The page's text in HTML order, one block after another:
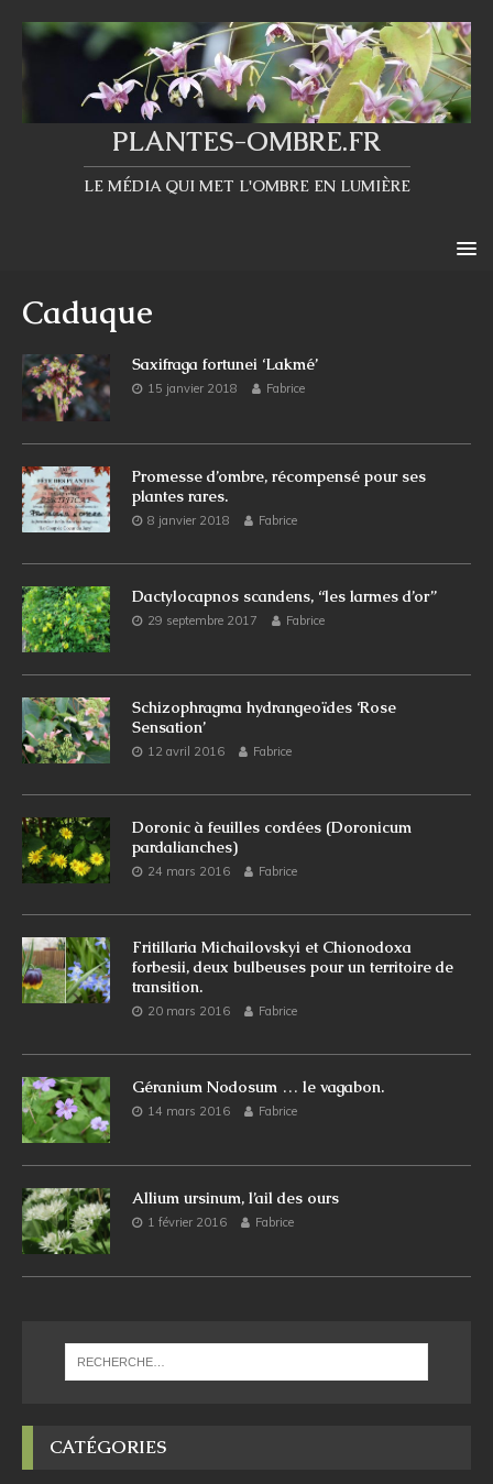
PLANTES-OMBRE.FR
LE MÉDIA QUI MET L'OMBRE EN LUMIÈRE
Caduque
Saxifraga fortunei ‘Lakmé’
15 janvier 2018 Fabrice
Promesse d’ombre, récompensé pour ses
plantes rares.
8 janvier 2018 Fabrice
Dactylocapnos scandens, “les larmes d’or”
29 septembre 2017 Fabrice
Schizophragma hydrangeoïdes ‘Rose
Sensation’
12 avril 2016 Fabrice
Doronic à feuilles cordées (Doronicum
pardalianches)
24 mars 2016 Fabrice
Fritillaria Michailovskyi et Chionodoxa
forbesii, deux bulbeuses pour un territoire de
transition.
20 mars 2016 Fabrice
Géranium Nodosum … le vagabon.
14 mars 2016 Fabrice
Allium ursinum, l’ail des ours
1 février 2016 Fabrice
CATÉGORIES